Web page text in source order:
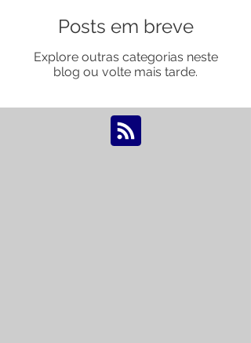
Posts em breve
Explore outras categorias neste
blog ou volte mais tarde.